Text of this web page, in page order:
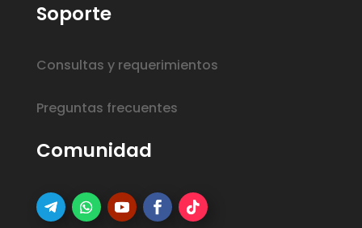
Soporte
Consultas y requerimientos
Preguntas frecuentes
Comunidad